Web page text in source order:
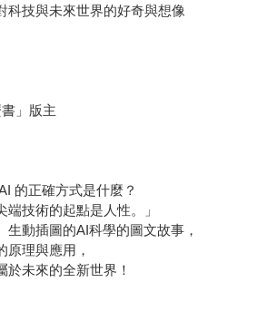
科技與未來世界的好奇與想像
」版主
的正確方式是什麼？
端技術的起點是人性。」
動插圖的AI科學的圖文故事，
原理與應用，
未來的全新世界！